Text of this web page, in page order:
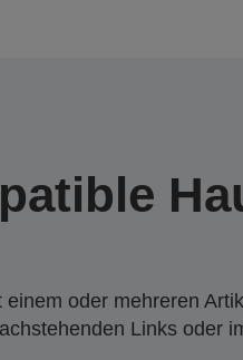
oder mehreren
Links oder